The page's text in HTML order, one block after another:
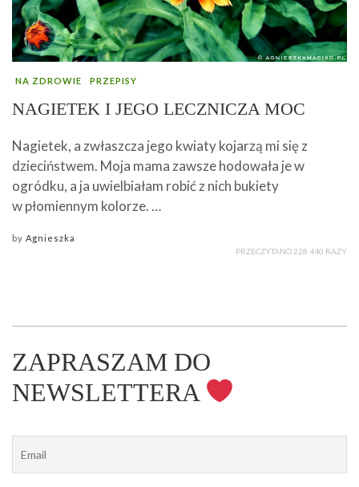
NA ZDROWIE PRZEPISY
NAGIETEK I JEGO LECZNICZA MOC
Nagietek, a zwłaszcza jego kwiaty kojarzą mi się z
dzieciństwem. Moja mama zawsze hodowała je w
ogródku, a ja uwielbiałam robić z nich bukiety
w płomiennym kolorze. …
by Agnieszka
PRZECZYTANO 228 440 RAZY
ZAPRASZAM DO
NEWSLETTERA